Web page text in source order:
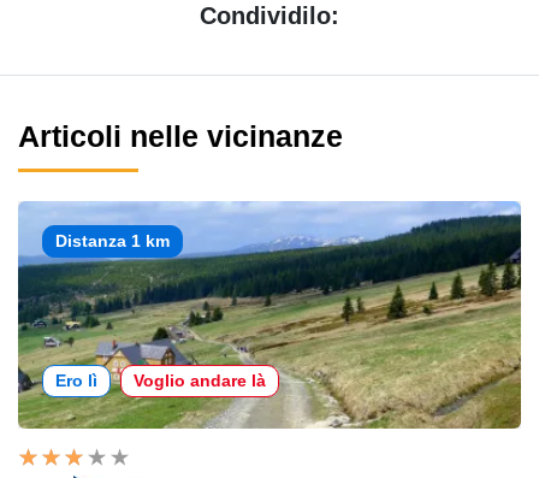
Condividilo:
Articoli nelle vicinanze
Distanza 1 km
Ero lì Voglio andare là